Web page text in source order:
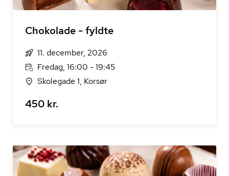
Chokolade - fyldte
11. december, 2026
Fredag, 16:00 - 19:45
Skolegade 1, Korsør
450 kr.